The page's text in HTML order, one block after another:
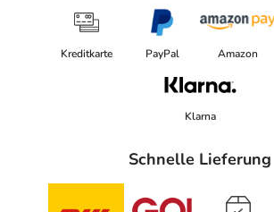
Kreditkarte PayPal Amazon
Klarna
Schnelle Lieferung